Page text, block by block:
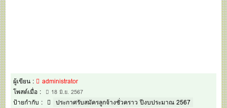
ผู้เขียน :
administrator
โพสต์เมื่อ :
18 มิ.ย. 2567
ป้ายกำกับ : ประกาศรับสมัครลูกจ้างชั่วคราว ปีงบประมาณ 2567